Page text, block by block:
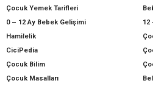
Çocuk Yemek Tarifleri
0 – 12 Ay Bebek Gelişimi
12
Hamilelik
CiciPedia
Çocuk Bilim
Çocuk Masalları